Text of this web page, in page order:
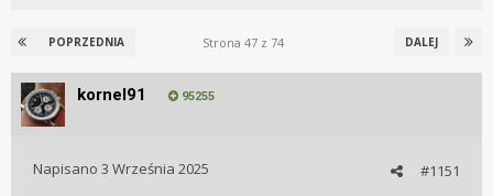
POPRZEDNIA DALEJ
Strona 47 z 74
kornel91 95255
#1151
Napisano 3 Września 2025